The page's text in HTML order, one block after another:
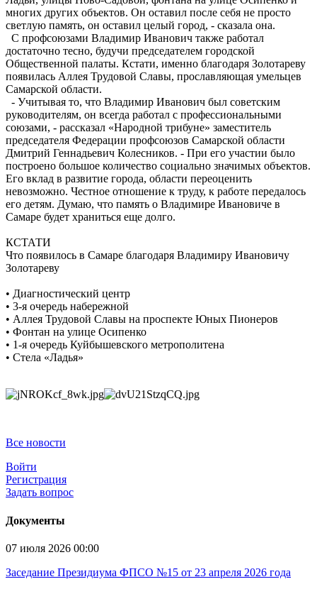
многих других объектов. Он оставил после себя не просто
светлую память, он оставил целый город, - сказала она.
С профсоюзами Владимир Иванович также работал
достаточно тесно, будучи председателем городской
Общественной палаты. Кстати, именно благодаря Золотареву
появилась Аллея Трудовой Славы, прославляющая умельцев
Самарской области.
- Учитывая то, что Владимир Иванович был советским
руководителям, он всегда работал с профессиональными
союзами, - рассказал «Народной трибуне» заместитель
председателя Федерации профсоюзов Самарской области
Дмитрий Геннадьевич Колесников. - При его участии было
построено большое количество социально значимых объектов.
Его вклад в развитие города, области переоценить
невозможно. Честное отношение к труду, к работе передалось
его детям. Думаю, что память о Владимире Ивановиче в
Самаре будет храниться еще долго.
КСТАТИ
Что появилось в Самаре благодаря Владимиру Ивановичу
Золотареву
• Диагностический центр
• 3-я очередь набережной
• Аллея Трудовой Славы на проспекте Юных Пионеров
• Фонтан на улице Осипенко
• 1-я очередь Куйбышевского метрополитена
• Стела «Ладья»
Все новости
Войти
Регистрация
Задать вопрос
Документы
07 июля 2026 00:00
Заседание Президиума ФПСО №15 от 23 апреля 2026 года